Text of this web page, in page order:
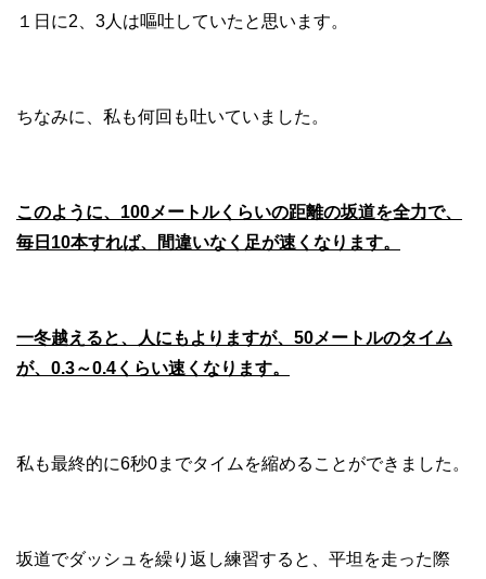
１日に2、3人は嘔吐していたと思います。
ちなみに、私も何回も吐いていました。
このように、100メートルくらいの距離の坂道を全力で、
毎日10本すれば、間違いなく足が速くなります。
一冬越えると、人にもよりますが、50メートルのタイム
が、0.3～0.4くらい速くなります。
私も最終的に6秒0までタイムを縮めることができました。
坂道でダッシュを繰り返し練習すると、平坦を走った際